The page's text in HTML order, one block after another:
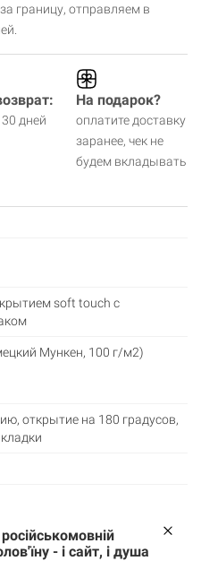
границу, отправляем в
30 дней
На подарок?
оплатите доставку
заранее, чек не
будем вкладывать
soft touch с
Мункен, 100 г/м2)
открытие на 180 градусов,
традиційних сюжетів.
дизайн від обкладинки до
найзавзятішим
- і сайт, і душа